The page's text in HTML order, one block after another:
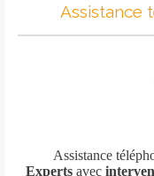
Assistance
Assistance
Expertsavec